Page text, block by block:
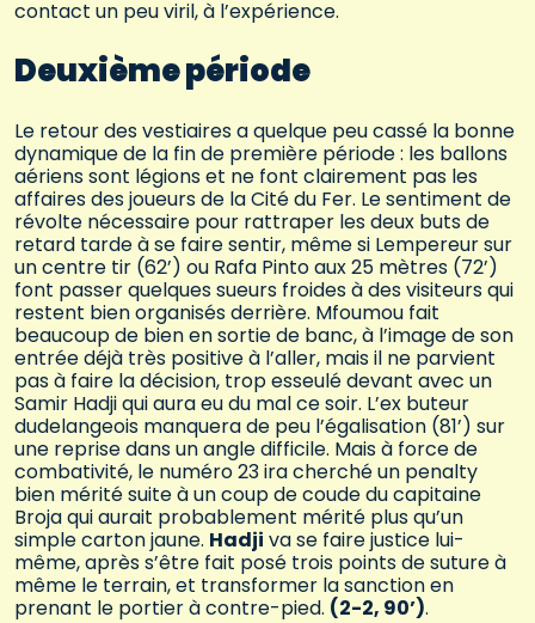
contact un peu viril, à l’expérience.
Deuxième période
Le retour des vestiaires a quelque peu cassé la bonne
dynamique de la fin de première période : les ballons
aériens sont légions et ne font clairement pas les
affaires des joueurs de la Cité du Fer. Le sentiment de
révolte nécessaire pour rattraper les deux buts de
retard tarde à se faire sentir, même si Lempereur sur
un centre tir (62’) ou Rafa Pinto aux 25 mètres (72’)
font passer quelques sueurs froides à des visiteurs qui
restent bien organisés derrière. Mfoumou fait
beaucoup de bien en sortie de banc, à l’image de son
entrée déjà très positive à l’aller, mais il ne parvient
pas à faire la décision, trop esseulé devant avec un
Samir Hadji qui aura eu du mal ce soir. L’ex buteur
dudelangeois manquera de peu l’égalisation (81’) sur
une reprise dans un angle difficile. Mais à force de
combativité, le numéro 23 ira cherché un penalty
bien mérité suite à un coup de coude du capitaine
Broja qui aurait probablement mérité plus qu’un
simple carton jaune. Hadji va se faire justice lui-
même, après s’être fait posé trois points de suture à
même le terrain, et transformer la sanction en
prenant le portier à contre-pied. (2-2, 90’).